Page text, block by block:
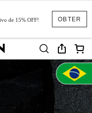
OBTER
de 15% OFF!